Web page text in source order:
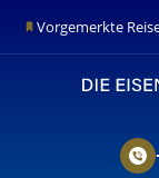
Vorgemerkte